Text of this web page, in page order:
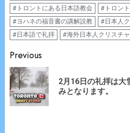
#トロントにある日本語教会
#トロン
#ヨハネの福音書の講解説教
#日本人
#日本語で礼拝
#海外日本人クリスチ
Continue
Reading
Previous
2月16日の礼拝は大
みとなります。